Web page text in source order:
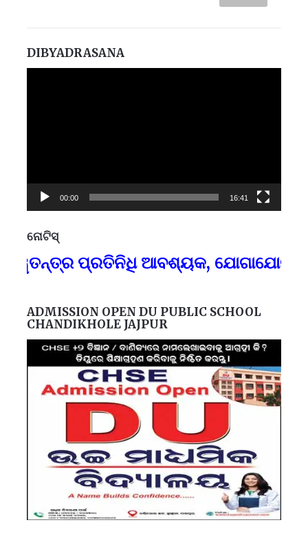
DIBYADRASANA
00:00 16:41
ନୋଟିସ୍
ପ୍ରତିନିଧି ଆବଶ୍ୟକ, ଯୋଗାଯୋଗ-
ADMISSION OPEN DU PUBLIC SCHOOL
CHANDIKHOLE JAJPUR